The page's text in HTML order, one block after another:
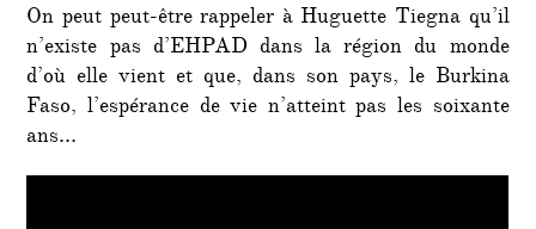
On peut peut-être rappeler à Huguette Tiegna qu’il
n’existe pas d’EHPAD dans la région du monde
d’où elle vient et que, dans son pays, le Burkina
Faso, l’espérance de vie n’atteint pas les soixante
ans…